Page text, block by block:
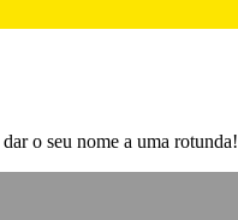
o seu nome a uma rotunda!